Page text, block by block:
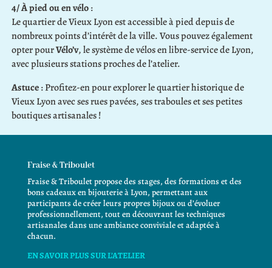
4/ À pied ou en vélo:
Le quartier de Vieux Lyon est accessible à pied depuis de
nombreux points d’intérêt de la ville. Vous pouvez également
opter pourVélo’v, le système de vélos en libre-service de Lyon,
avec plusieurs stations proches de l’atelier.
Astuce: Profitez-en pour explorer le quartier historique de
Vieux Lyon avec ses rues pavées, ses traboules et ses petites
boutiques artisanales !
Fraise & Triboulet
Fraise & Triboulet propose des stages, des formations et des
bons cadeaux en bijouterie à Lyon, permettant aux
participants de créer leurs propres bijoux ou d’évoluer
professionnellement, tout en découvrant les techniques
artisanales dans une ambiance conviviale et adaptée à
chacun.
EN SAVOIR PLUS SUR L’ATELIER